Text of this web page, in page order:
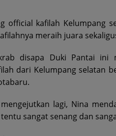
official kafilah Kelumpang
meraih juara
disapa Duki Pantai ini
dari Kelumpang selatan
lagi, Nina
sangat senang dan